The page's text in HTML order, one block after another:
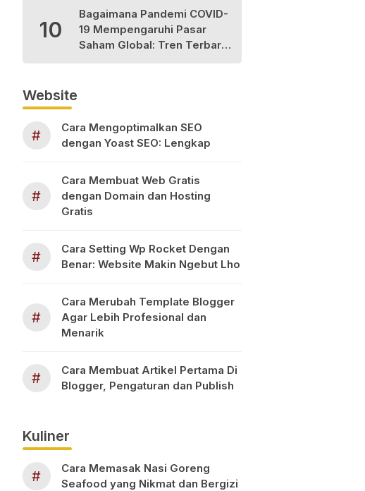
10
Bagaimana Pandemi COVID-
19 Mempengaruhi Pasar
Saham Global: Tren Terbaru
Website
#
Cara Mengoptimalkan SEO
dengan Yoast SEO: Lengkap
#
Cara Membuat Web Gratis
dengan Domain dan Hosting
Gratis
#
Cara Setting Wp Rocket Dengan
Benar: Website Makin Ngebut Lho
#
Cara Merubah Template Blogger
Agar Lebih Profesional dan
Menarik
#
Cara Membuat Artikel Pertama Di
Blogger, Pengaturan dan Publish
Kuliner
#
Cara Memasak Nasi Goreng
Seafood yang Nikmat dan Bergizi